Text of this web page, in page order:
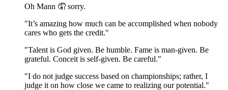
Oh Mann 🤦 sorry.
"It’s amazing how much can be accomplished when nobody
cares who gets the credit."
"Talent is God given. Be humble. Fame is man-given. Be
grateful. Conceit is self-given. Be careful."
"I do not judge success based on championships; rather, I
judge it on how close we came to realizing our potential."